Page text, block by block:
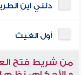
دلني اين
أول الغيث
من شريط فتح